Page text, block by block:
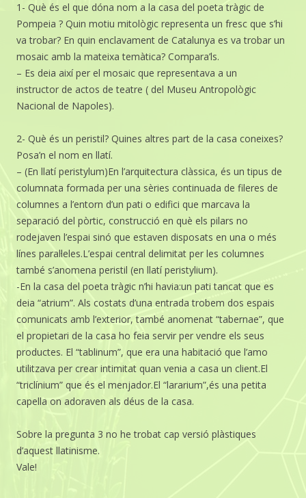
1- Què és el que dóna nom a la casa del poeta tràgic de
Pompeia ? Quin motiu mitològic representa un fresc que s’hi
va trobar? En quin enclavament de Catalunya es va trobar un
mosaic amb la mateixa temàtica? Compara’ls.
– Es deia així per el mosaic que representava a un
instructor de actos de teatre ( del Museu Antropològic
Nacional de Napoles).
2- Què és un peristil? Quines altres part de la casa coneixes?
Posa’n el nom en llatí.
– (En llatí peristylum)En l’arquitectura clàssica, és un tipus de
columnata formada per una sèries continuada de fileres de
columnes a l’entorn d’un pati o edifici que marcava la
separació del pòrtic, construcció en què els pilars no
rodejaven l’espai sinó que estaven disposats en una o més
línes paral·leles.L’espai central delimitat per les columnes
també s’anomena peristil (en llatí peristylium).
-En la casa del poeta tràgic n’hi havia:un pati tancat que es
deia “atrium”. Als costats d’una entrada trobem dos espais
comunicats amb l’exterior, també anomenat “tabernae”, que
el propietari de la casa ho feia servir per vendre els seus
productes. El “tablinum”, que era una habitació que l’amo
utilitzava per crear intimitat quan venia a casa un client.El
“triclínium” que és el menjador.El “lararium”,és una petita
capella on adoraven als déus de la casa.
Sobre la pregunta 3 no he trobat cap versió plàstiques
d’aquest llatinisme.
Vale!